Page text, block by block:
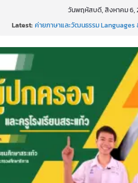
content
วันพฤหัสบดี, สิงหาคม 6,
Latest:ค่ายภาษาและวัฒนธรรม Languages
กีฬาอีสปอร์ต (FC Online PC)
การพัฒนานวัตกรรมบอร์ดเกม เพื่อกา
แข่งขันกีฬาบาสเกตบอลรายการ “อ
Festival ๒๕๖๙”